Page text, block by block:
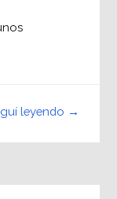
leyendo →